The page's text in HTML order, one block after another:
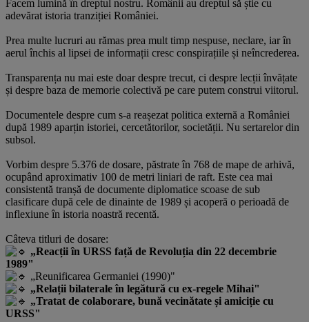
Facem lumină în dreptul nostru. Românii au dreptul să știe cu
adevărat istoria tranziției României.
Prea multe lucruri au rămas prea mult timp nespuse, neclare, iar în
aerul închis al lipsei de informații cresc conspirațiile și neîncrederea.
Transparența nu mai este doar despre trecut, ci despre lecții învățate
și despre baza de memorie colectivă pe care putem construi viitorul.
Documentele despre cum s-a reașezat politica externă a României
după 1989 aparțin istoriei, cercetătorilor, societății. Nu sertarelor din
subsol.
Vorbim despre 5.376 de dosare, păstrate în 768 de mape de arhivă,
ocupând aproximativ 100 de metri liniari de raft. Este cea mai
consistentă tranșă de documente diplomatice scoase de sub
clasificare după cele de dinainte de 1989 și acoperă o perioadă de
inflexiune în istoria noastră recentă.
Câteva titluri de dosare:
„Reacții în URSS față de Revoluția din 22 decembrie
1989"
„Reunificarea Germaniei (1990)"
„Relații bilaterale în legătură cu ex-regele Mihai"
„Tratat de colaborare, bună vecinătate și amiciție cu
URSS"